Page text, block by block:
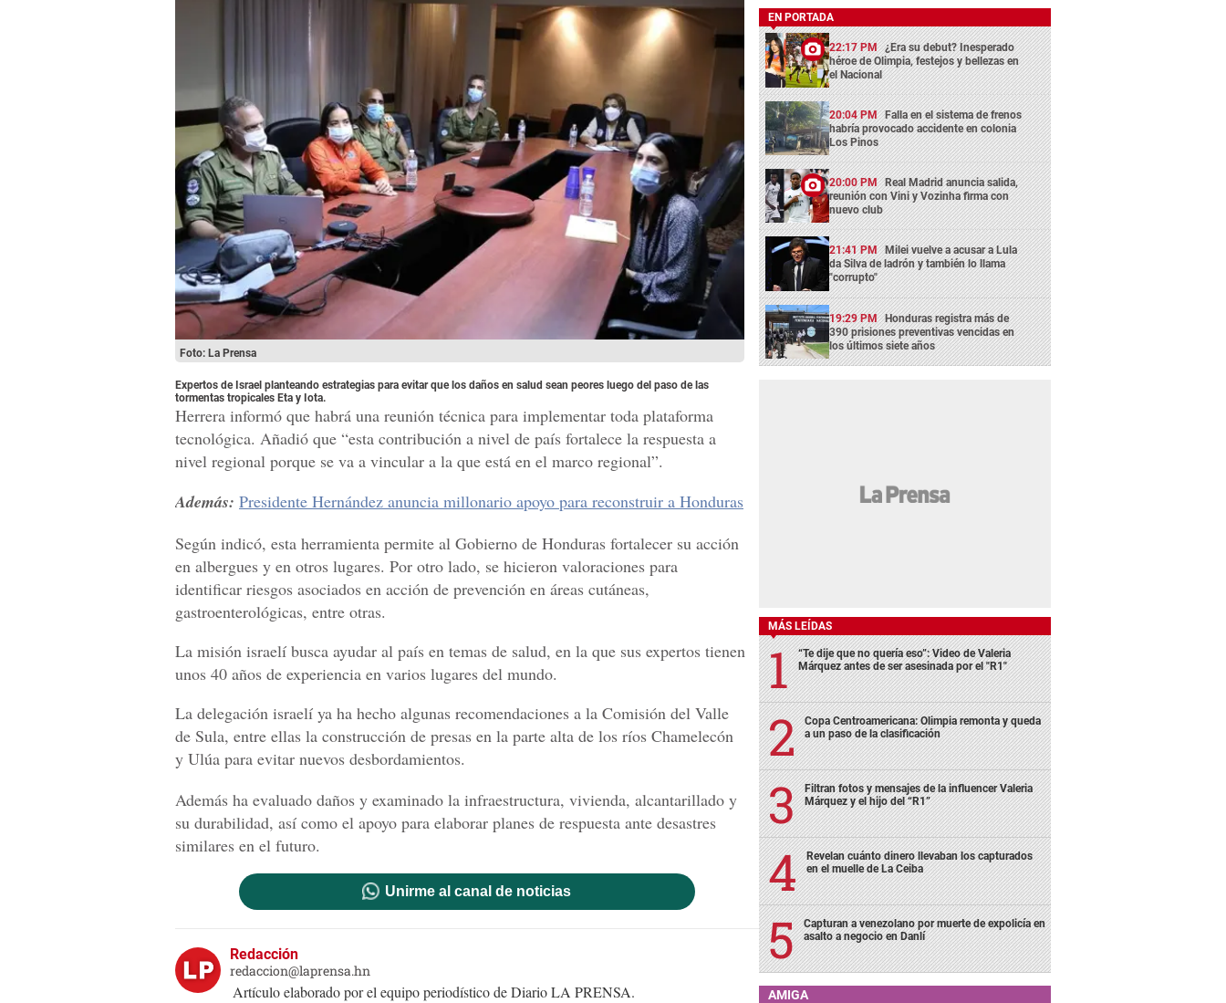
Foto: La Prensa
Expertos de Israel planteando estrategias para evitar que los daños en salud sean peores luego del paso de las
tormentas tropicales Eta y Iota.
Herrera informó que habrá una reunión técnica para implementar toda plataforma
tecnológica. Añadió que “esta contribución a nivel de país fortalece la respuesta a
nivel regional porque se va a vincular a la que está en el marco regional”.
Además: Presidente Hernández anuncia millonario apoyo para reconstruir a Honduras
Según indicó, esta herramienta permite al Gobierno de Honduras fortalecer su acción
en albergues y en otros lugares. Por otro lado, se hicieron valoraciones para
identificar riesgos asociados en acción de prevención en áreas cutáneas,
gastroenterológicas, entre otras.
La misión israelí busca ayudar al país en temas de salud, en la que sus expertos tienen
unos 40 años de experiencia en varios lugares del mundo.
La delegación israelí ya ha hecho algunas recomendaciones a la Comisión del Valle
de Sula, entre ellas la construcción de presas en la parte alta de los ríos Chamelecón
y Ulúa para evitar nuevos desbordamientos.
Además ha evaluado daños y examinado la infraestructura, vivienda, alcantarillado y
su durabilidad, así como el apoyo para elaborar planes de respuesta ante desastres
similares en el futuro.
Unirme al canal de noticias
Redacción
redaccion@laprensa.hn
Artículo elaborado por el equipo periodístico de Diario LA PRENSA.
EN PORTADA
22:17 PM ¿Era su debut? Inesperado
héroe de Olimpia, festejos y bellezas en
el Nacional
20:04 PM Falla en el sistema de frenos
habría provocado accidente en colonia
Los Pinos
20:00 PM Real Madrid anuncia salida,
reunión con Vini y Vozinha firma con
nuevo club
21:41 PM Milei vuelve a acusar a Lula
da Silva de ladrón y también lo llama
"corrupto"
19:29 PM Honduras registra más de
390 prisiones preventivas vencidas en
los últimos siete años
MÁS LEÍDAS
“Te dije que no quería eso”: Video de Valeria
Márquez antes de ser asesinada por el "R1"
Copa Centroamericana: Olimpia remonta y queda
a un paso de la clasificación
Filtran fotos y mensajes de la influencer Valeria
Márquez y el hijo del “R1”
Revelan cuánto dinero llevaban los capturados
en el muelle de La Ceiba
Capturan a venezolano por muerte de expolicía en
asalto a negocio en Danlí
AMIGA